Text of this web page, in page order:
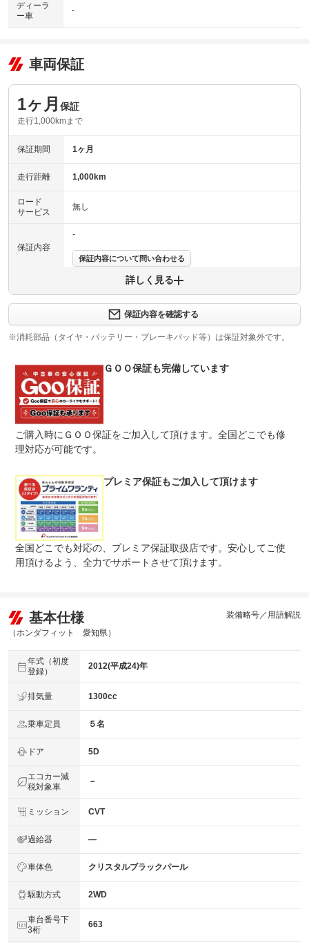
ディーラ
ー車
-
車両保証
1ヶ月 保証
走行1,000kmまで
保証期間 1ヶ月
走行距離 1,000km
ロード
サービス
無し
保証内容
-
保証内容について問い合わせる
上限金額
免責金 無し
保証修理
受付先
-
法定整備 整備無 車両状態については販売店にご確認ください
法定整備
詳しく見る
保証内容を確認する
※消耗部品（タイヤ・バッテリー・ブレーキパッド等）は保証対象外です。
ＧＯＯ保証も完備しています
ご購入時にＧＯＯ保証をご加入して頂けます。全国どこでも修
理対応が可能です。
プレミア保証もご加入して頂けます
全国どこでも対応の、プレミア保証取扱店です。安心してご使
用頂けるよう、全力でサポートさせて頂けます。
基本仕様
（ホンダフィット 愛知県）
装備略号／用語解説
年式（初度
登録）
2012(平成24)年
排気量 1300cc
乗車定員 ５名
ドア 5D
エコカー減
税対象車
－
ミッション CVT
過給器 ―
車体色 クリスタルブラックパール
駆動方式 2WD
車台番号下
3桁
663